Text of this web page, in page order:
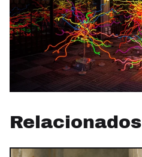
Relacionados